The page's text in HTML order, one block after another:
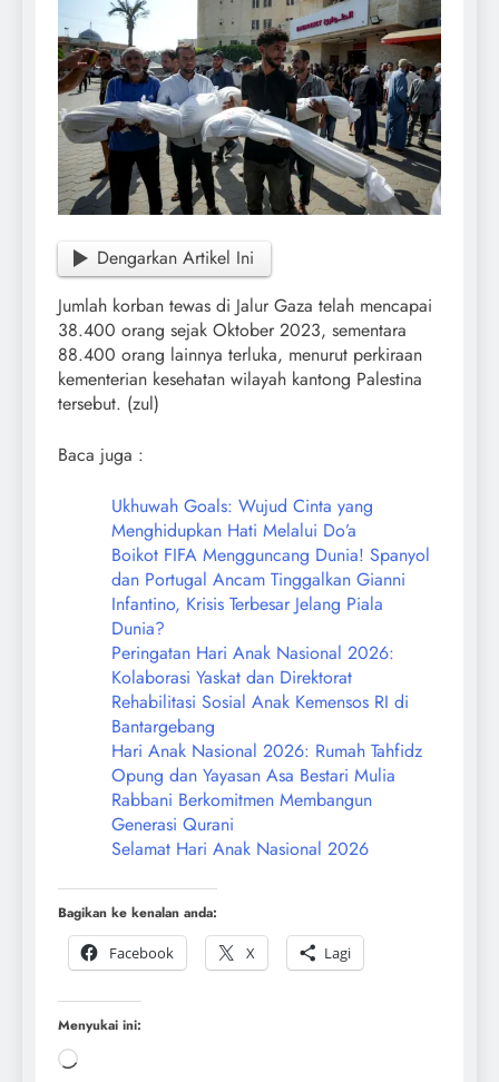
Dengarkan Artikel Ini
Jumlah korban tewas di Jalur Gaza telah mencapai
38.400 orang sejak Oktober 2023, sementara
88.400 orang lainnya terluka, menurut perkiraan
kementerian kesehatan wilayah kantong Palestina
tersebut. (zul)
Baca juga :
Ukhuwah Goals: Wujud Cinta yang
Menghidupkan Hati Melalui Do’a
Boikot FIFA Mengguncang Dunia! Spanyol
dan Portugal Ancam Tinggalkan Gianni
Infantino, Krisis Terbesar Jelang Piala
Dunia?
Peringatan Hari Anak Nasional 2026:
Kolaborasi Yaskat dan Direktorat
Rehabilitasi Sosial Anak Kemensos RI di
Bantargebang
Hari Anak Nasional 2026: Rumah Tahfidz
Opung dan Yayasan Asa Bestari Mulia
Rabbani Berkomitmen Membangun
Generasi Qurani
Selamat Hari Anak Nasional 2026
Bagikan ke kenalan anda:
Facebook
X Lagi
Menyukai ini: